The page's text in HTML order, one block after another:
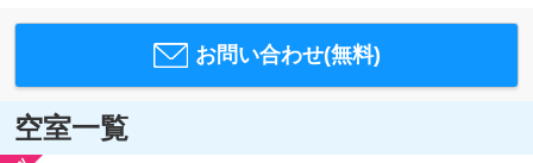
お問い合わせ(無料)
空室一覧